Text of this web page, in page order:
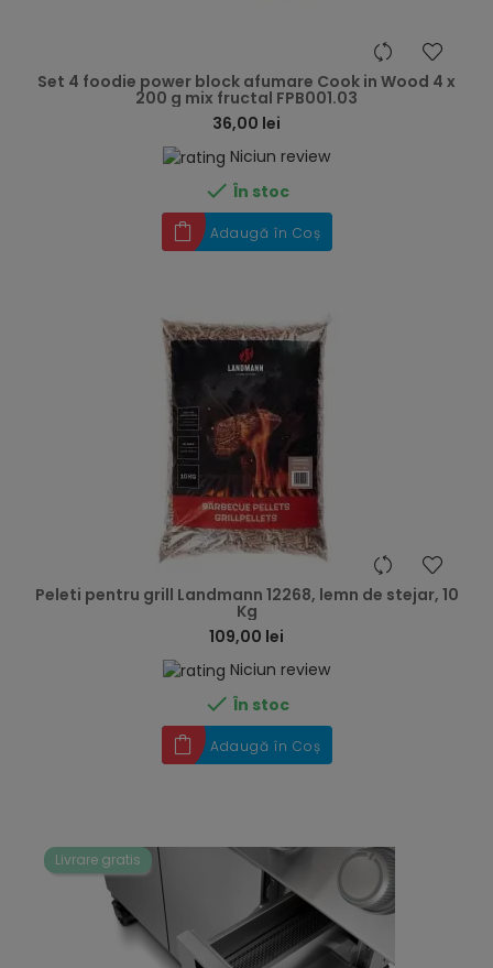
Set 4 foodie power block afumare Cook in Wood 4 x
200 g mix fructal FPB001.03
36,00 lei
Niciun review
 În stoc
Adaugă în Coș
Peleti pentru grill Landmann 12268, lemn de stejar, 10
Kg
109,00 lei
Niciun review
 În stoc
Adaugă în Coș
Livrare gratis